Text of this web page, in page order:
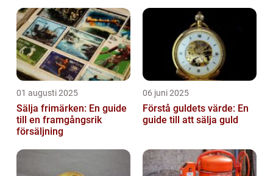
01 augusti 2025
Sälja frimärken: En guide
till en framgångsrik
försäljning
06 juni 2025
Förstå guldets värde: En
guide till att sälja guld